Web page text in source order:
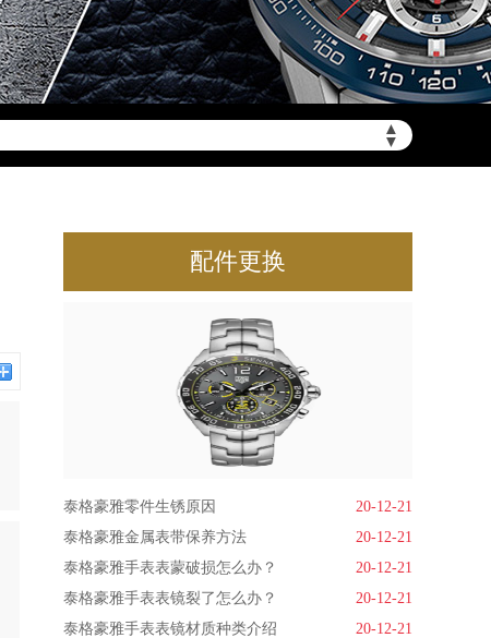
▲
▼
配件更换
泰格豪雅零件生锈原因
20-12-21
泰格豪雅金属表带保养方法
20-12-21
泰格豪雅手表表蒙破损怎么办？
20-12-21
泰格豪雅手表表镜裂了怎么办？
20-12-21
泰格豪雅手表表镜材质种类介绍
20-12-21